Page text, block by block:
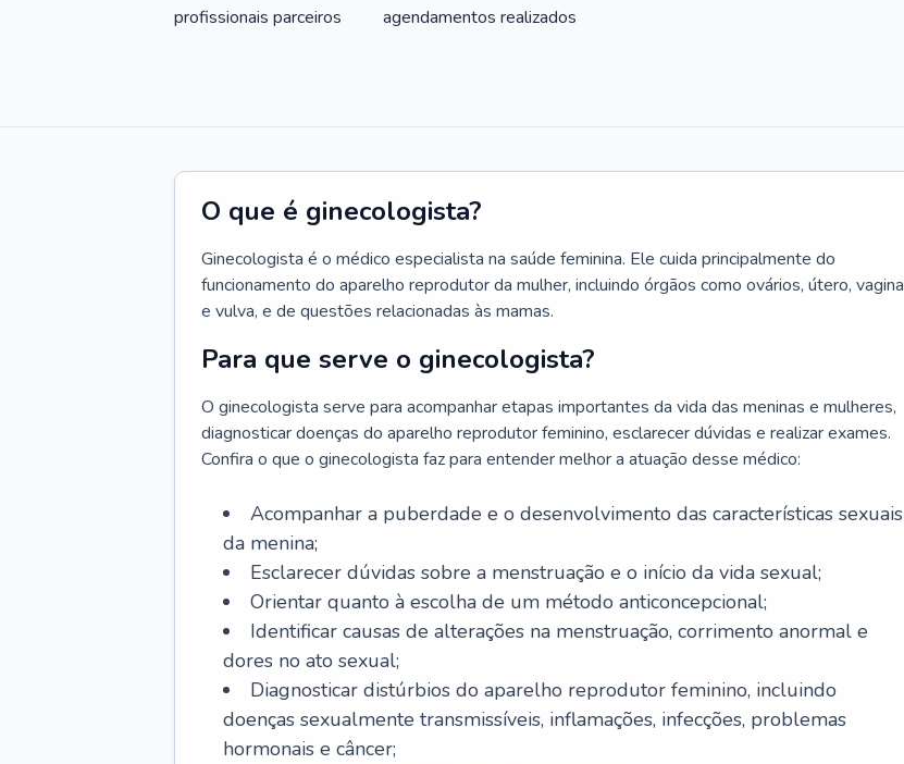
profissionais parceiros agendamentos realizados
O que é ginecologista?
Ginecologista é o médico especialista na saúde feminina. Ele cuida principalmente do
funcionamento do aparelho reprodutor da mulher, incluindo órgãos como ovários, útero, vagina
e vulva, e de questões relacionadas às mamas.
Para que serve o ginecologista?
O ginecologista serve para acompanhar etapas importantes da vida das meninas e mulheres,
diagnosticar doenças do aparelho reprodutor feminino, esclarecer dúvidas e realizar exames.
Confira o que o ginecologista faz para entender melhor a atuação desse médico:
Acompanhar a puberdade e o desenvolvimento das características sexuais
da menina;
Esclarecer dúvidas sobre a menstruação e o início da vida sexual;
Orientar quanto à escolha de um método anticoncepcional;
Identificar causas de alterações na menstruação, corrimento anormal e
dores no ato sexual;
Diagnosticar distúrbios do aparelho reprodutor feminino, incluindo
doenças sexualmente transmissíveis, inflamações, infecções, problemas
hormonais e câncer;